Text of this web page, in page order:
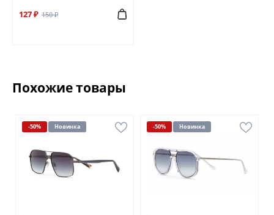
127 ₽ 150 ₽
Похожие товары
-50% Новинка -50% Новинка